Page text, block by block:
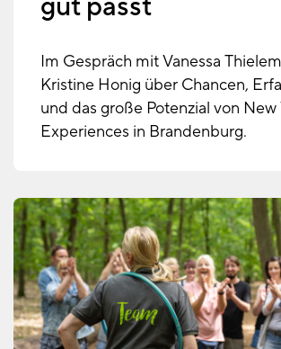
Im Gespräch mit Vanessa
Kristine Honig über Chancen,
und das große Potenzial von New
Experiences in Brandenburg.